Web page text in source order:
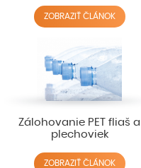
ZOBRAZIŤ ČLÁNOK
Zálohovanie PET fliaš a
plechoviek
ZOBRAZIŤ ČLÁNOK